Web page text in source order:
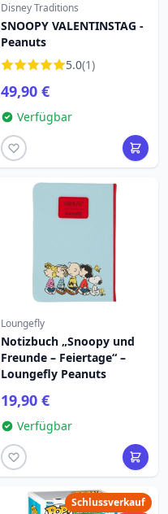
Disney Traditions
SNOOPY VALENTINSTAG -
Peanuts
5.0(1)
49,90 €
Verfügbar
Loungefly
Notizbuch „Snoopy und
Freunde – Feiertage“ –
Loungefly Peanuts
19,90 €
Verfügbar
Schlussverkauf